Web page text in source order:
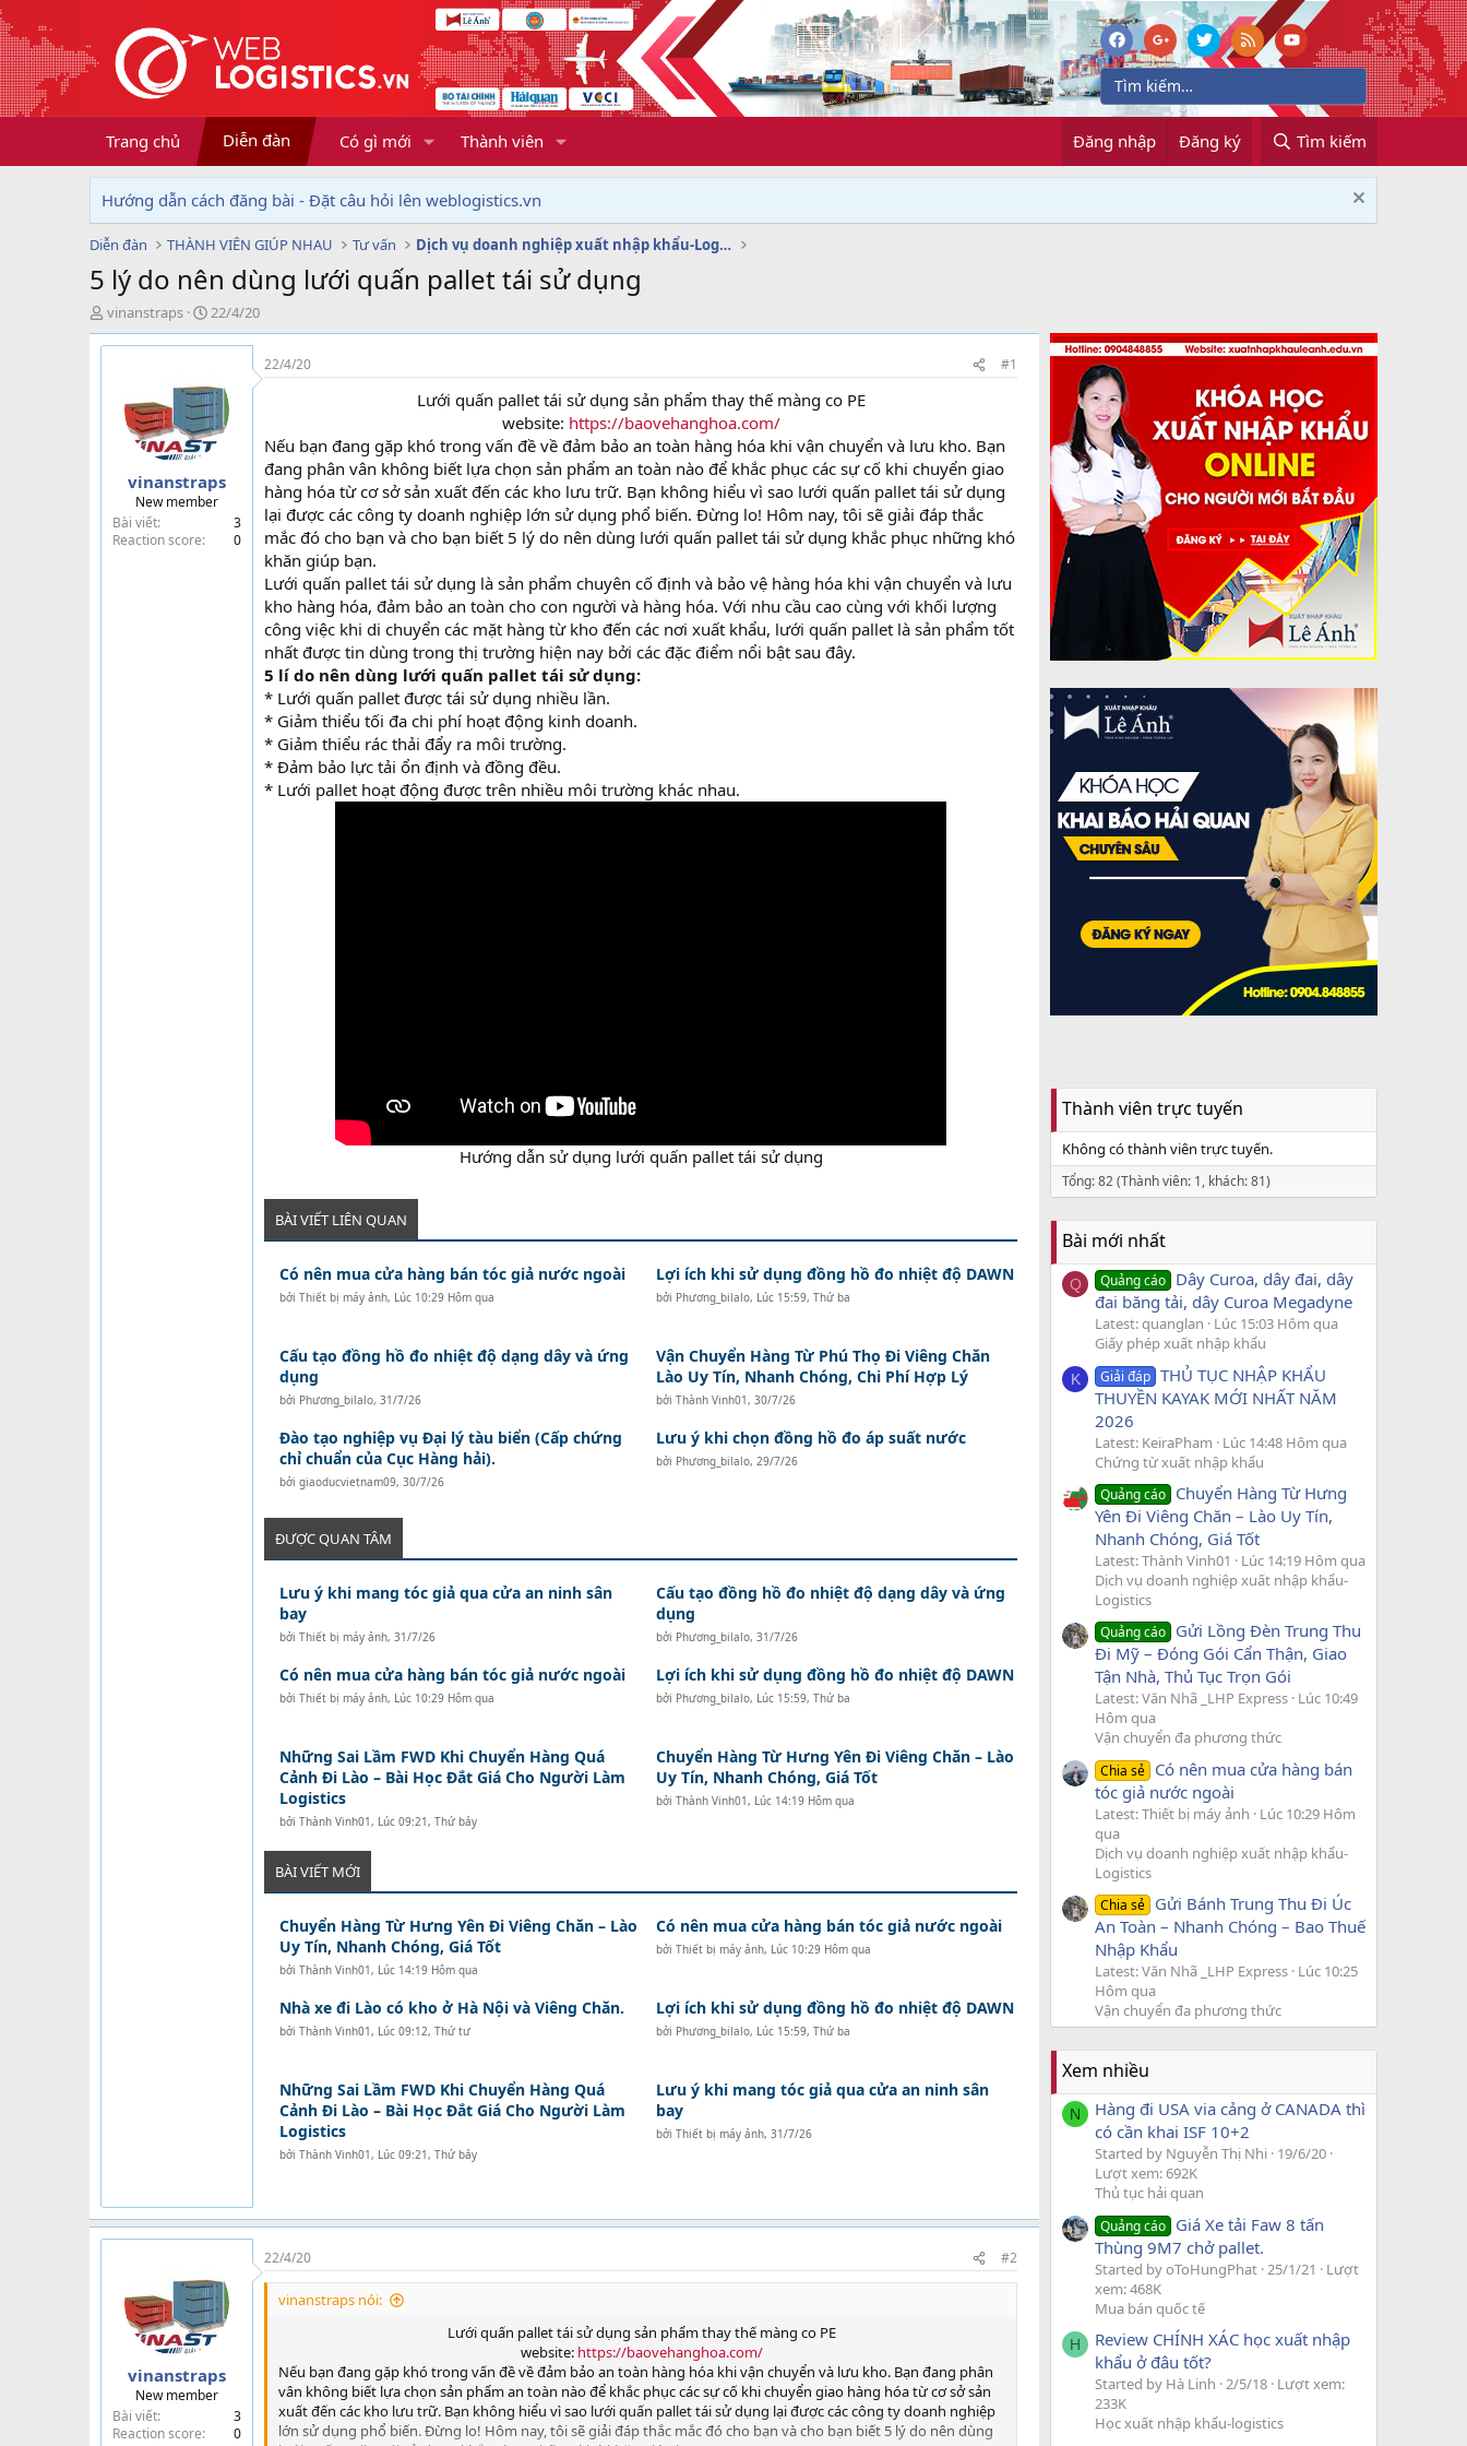
Trang chủ Diễn đàn Có gì mới Thành viên Đăng nhập Đăng ký Tìm kiếm
Hướng dẫn cách đăng bài - Đặt câu hỏi lên weblogistics.vn
Diễn đàn THÀNH VIÊN GIÚP NHAU Tư vấn Dịch vụ doanh nghiệp xuất nhập khẩu-Logistics
5 lý do nên dùng lưới quấn pallet tái sử dụng
T
h
r
vinanstraps
N
g
à
g
ử
i
22/4/20
vinanstraps
New member
Bài viết
3
Reaction score
0
22/4/20 #1
Lưới quấn pallet tái sử dụng sản phẩm thay thế màng co PE
website: https://baovehanghoa.com/
Nếu bạn đang gặp khó trong vấn đề về đảm bảo an toàn hàng hóa khi vận chuyển và lưu kho. Bạn
đang phân vân không biết lựa chọn sản phẩm an toàn nào để khắc phục các sự cố khi chuyển giao
hàng hóa từ cơ sở sản xuất đến các kho lưu trữ. Bạn không hiểu vì sao lưới quấn pallet tái sử dụng
lại được các công ty doanh nghiệp lớn sử dụng phổ biến. Đừng lo! Hôm nay, tôi sẽ giải đáp thắc
mắc đó cho bạn và cho bạn biết 5 lý do nên dùng lưới quấn pallet tái sử dụng khắc phục những khó
khăn giúp bạn.
Lưới quấn pallet tái sử dụng là sản phẩm chuyên cố định và bảo vệ hàng hóa khi vận chuyển và lưu
kho hàng hóa, đảm bảo an toàn cho con người và hàng hóa. Với nhu cầu cao cùng với khối lượng
công việc khi di chuyển các mặt hàng từ kho đến các nơi xuất khẩu, lưới quấn pallet là sản phẩm tốt
nhất được tin dùng trong thị trường hiện nay bởi các đặc điểm nổi bật sau đây.
5 lí do nên dùng lưới quấn pallet tái sử dụng:
* Lưới quấn pallet được tái sử dụng nhiều lần.
* Giảm thiểu tối đa chi phí hoạt động kinh doanh.
* Giảm thiểu rác thải đẩy ra môi trường.
* Đảm bảo lực tải ổn định và đồng đều.
* Lưới pallet hoạt động được trên nhiều môi trường khác nhau.
Hướng dẫn sử dụng lưới quấn pallet tái sử dụng​
BÀI VIẾT LIÊN QUAN
Có nên mua cửa hàng bán tóc giả nước ngoài
bởi Thiết bị máy ảnh, Lúc 10:29 Hôm qua
Lợi ích khi sử dụng đồng hồ đo nhiệt độ DAWN
bởi Phương_bilalo, Lúc 15:59, Thứ ba
Cấu tạo đồng hồ đo nhiệt độ dạng dây và ứng
dụng
bởi Phương_bilalo, 31/7/26
Vận Chuyển Hàng Từ Phú Thọ Đi Viêng Chăn
Lào Uy Tín, Nhanh Chóng, Chi Phí Hợp Lý
bởi Thành Vinh01, 30/7/26
Đào tạo nghiệp vụ Đại lý tàu biển (Cấp chứng
chỉ chuẩn của Cục Hàng hải).
bởi giaoducvietnam09, 30/7/26
Lưu ý khi chọn đồng hồ đo áp suất nước
bởi Phương_bilalo, 29/7/26
ĐƯỢC QUAN TÂM
Lưu ý khi mang tóc giả qua cửa an ninh sân
bay
bởi Thiết bị máy ảnh, 31/7/26
Cấu tạo đồng hồ đo nhiệt độ dạng dây và ứng
dụng
bởi Phương_bilalo, 31/7/26
Có nên mua cửa hàng bán tóc giả nước ngoài
bởi Thiết bị máy ảnh, Lúc 10:29 Hôm qua
Lợi ích khi sử dụng đồng hồ đo nhiệt độ DAWN
bởi Phương_bilalo, Lúc 15:59, Thứ ba
Những Sai Lầm FWD Khi Chuyển Hàng Quá
Cảnh Đi Lào – Bài Học Đắt Giá Cho Người Làm
Logistics
bởi Thành Vinh01, Lúc 09:21, Thứ bảy
Chuyển Hàng Từ Hưng Yên Đi Viêng Chăn – Lào
Uy Tín, Nhanh Chóng, Giá Tốt
bởi Thành Vinh01, Lúc 14:19 Hôm qua
BÀI VIẾT MỚI
Chuyển Hàng Từ Hưng Yên Đi Viêng Chăn – Lào
Uy Tín, Nhanh Chóng, Giá Tốt
bởi Thành Vinh01, Lúc 14:19 Hôm qua
Có nên mua cửa hàng bán tóc giả nước ngoài
bởi Thiết bị máy ảnh, Lúc 10:29 Hôm qua
Nhà xe đi Lào có kho ở Hà Nội và Viêng Chăn.
bởi Thành Vinh01, Lúc 09:12, Thứ tư
Lợi ích khi sử dụng đồng hồ đo nhiệt độ DAWN
bởi Phương_bilalo, Lúc 15:59, Thứ ba
Những Sai Lầm FWD Khi Chuyển Hàng Quá
Cảnh Đi Lào – Bài Học Đắt Giá Cho Người Làm
Logistics
bởi Thành Vinh01, Lúc 09:21, Thứ bảy
Lưu ý khi mang tóc giả qua cửa an ninh sân
bay
bởi Thiết bị máy ảnh, 31/7/26
vinanstraps
New member
Bài viết
3
Reaction score
0
22/4/20 #2
vinanstraps nói:
Lưới quấn pallet tái sử dụng sản phẩm thay thế màng co PE
website: https://baovehanghoa.com/
Nếu bạn đang gặp khó trong vấn đề về đảm bảo an toàn hàng hóa khi vận chuyển và lưu kho. Bạn đang phân
vân không biết lựa chọn sản phẩm an toàn nào để khắc phục các sự cố khi chuyển giao hàng hóa từ cơ sở sản
xuất đến các kho lưu trữ. Bạn không hiểu vì sao lưới quấn pallet tái sử dụng lại được các công ty doanh nghiệp
lớn sử dụng phổ biến. Đừng lo! Hôm nay, tôi sẽ giải đáp thắc mắc đó cho bạn và cho bạn biết 5 lý do nên dùng
Thành viên trực tuyến
Không có thành viên trực tuyến.
Tổng: 82 (Thành viên: 1, khách: 81)
Bài mới nhất
Q Quảng cáo Dây Curoa, dây đai, dây
đai băng tải, dây Curoa Megadyne
Latest: quanglan
Lúc 15:03 Hôm qua
Giấy phép xuất nhập khẩu
K Giải đáp THỦ TỤC NHẬP KHẨU
THUYỀN KAYAK MỚI NHẤT NĂM
2026
Latest: KeiraPham
Lúc 14:48 Hôm qua
Chứng từ xuất nhập khẩu
Quảng cáo Chuyển Hàng Từ Hưng
Yên Đi Viêng Chăn – Lào Uy Tín,
Nhanh Chóng, Giá Tốt
Latest: Thành Vinh01
Lúc 14:19 Hôm qua
Dịch vụ doanh nghiệp xuất nhập khẩu-
Logistics
Quảng cáo Gửi Lồng Đèn Trung Thu
Đi Mỹ – Đóng Gói Cẩn Thận, Giao
Tận Nhà, Thủ Tục Trọn Gói
Latest: Văn Nhã _LHP Express Lúc 10:49
Hôm qua
Vận chuyển đa phương thức
Chia sẻ Có nên mua cửa hàng bán
tóc giả nước ngoài
Latest: Thiết bị máy ảnh
Lúc 10:29 Hôm
qua
Dịch vụ doanh nghiệp xuất nhập khẩu-
Logistics
Chia sẻ Gửi Bánh Trung Thu Đi Úc
An Toàn – Nhanh Chóng – Bao Thuế
Nhập Khẩu
Latest: Văn Nhã _LHP Express Lúc 10:25
Hôm qua
Vận chuyển đa phương thức
Xem nhiều
N
Hàng đi USA via cảng ở CANADA thì
có cần khai ISF 10+2
Started by Nguyễn Thị Nhi 19/6/20
Lượt xem: 692K
Thủ tục hải quan
Quảng cáo Giá Xe tải Faw 8 tấn
Thùng 9M7 chở pallet.
Started by oToHungPhat 25/1/21
Lượt
xem: 468K
Mua bán quốc tế
H
Review CHÍNH XÁC học xuất nhập
khẩu ở đâu tốt?
Started by Hà Linh 2/5/18 Lượt xem:
233K
Học xuất nhập khẩu-logistics